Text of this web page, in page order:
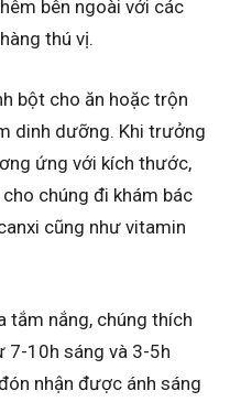
bên ngoài với các
thú vị.
bột cho ăn hoặc trộn
dinh dưỡng. Khi trưởng
ứng với kích thước,
chúng đi khám bác
cũng như vitamin
tắm nắng, chúng thích
7-10h sáng và 3-5h
nhận được ánh sáng